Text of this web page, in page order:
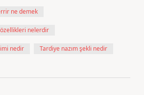
ne demek
nelerdir
nedir Tardiye nazım şekli nedir